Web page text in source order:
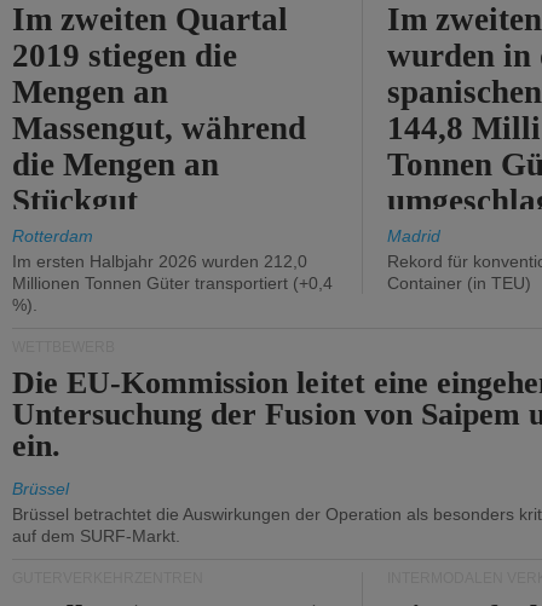
Im zweiten Quartal
2019 stiegen die
Mengen an
Massengut, während
die Mengen an
Stückgut
zurückgingen.
Rotterdam
Im ersten Halbjahr 2026 wurden 212,0
Millionen Tonnen Güter transportiert (+0,4
%).
Im
wurden in
144,8
Tonnen
%).
Madrid
Rekord für
Container (in TEU)
Die EU-Kommission leitet eine
Untersuchung der Fusion von Saipem
ein.
Brüssel
Brüssel betrachtet die Auswirkungen der Operation als besonders
auf dem SURF-Markt.